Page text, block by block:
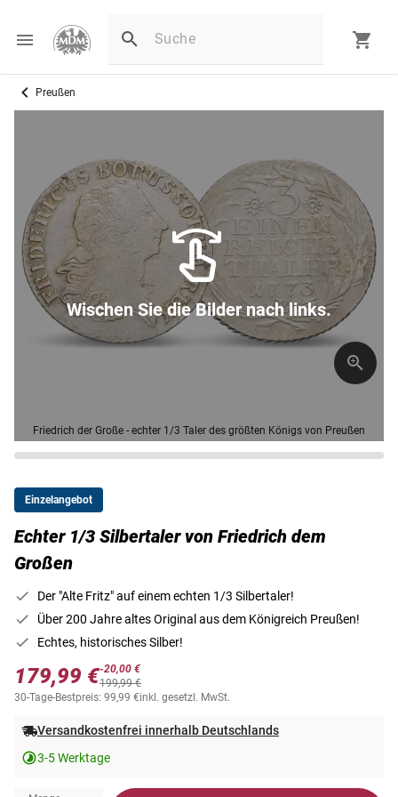
Preußen
Friedrich der Große - echter 1/3 Taler des größten Königs von Preußen
Wischen Sie die Bilder nach links.
Einzelangebot
Echter 1/3 Silbertaler von Friedrich dem
Großen
Der "Alte Fritz" auf einem echten 1/3 Silbertaler!
Über 200 Jahre altes Original aus dem Königreich Preußen!
Echtes, historisches Silber!
179,99 €-20,00 €
199,99 €
30-Tage-Bestpreis: 99,99 €inkl. gesetzl. MwSt.
Versandkostenfrei innerhalb Deutschlands
3-5 Werktage